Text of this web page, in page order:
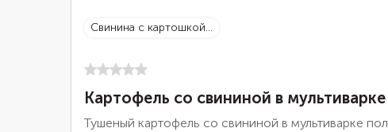
свинина с картошкой...
Картофель со свининой в мультиварке
Тушеный картофель со свининой в мультиварке